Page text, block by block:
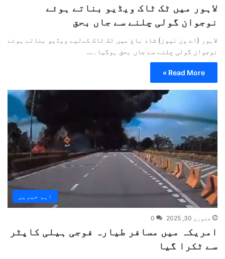
لاہور میں ٹک ٹاک ویڈیو بناتے ہوئے
نوجوان گولی چلنے سے جاں بحق
لاہور (اے ون نیوز) شاد باغ میں ٹک ٹاک کےلیے ویڈیو بناتے ہوئے
نوجوان گولی چلنے سے جاں بحق ہوگیا۔…
Read More »
اہم خبریں
جنوری 30, 2025 0
امریکہ میں مسافر طیارہ فوجی ہیلی کاپٹر
سے ٹکرا گیا